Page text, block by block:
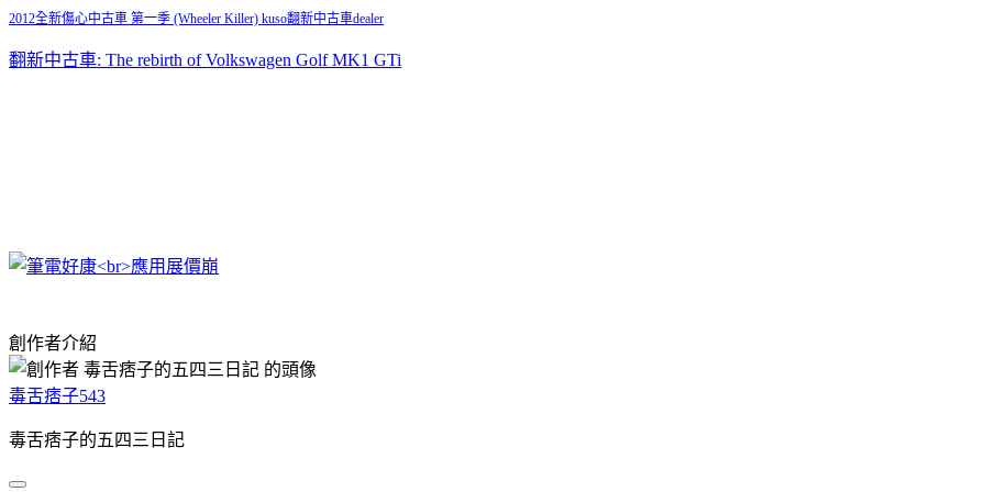
2012全新傷心中古車 第一季 (Wheeler Killer) kuso翻新中古車dealer
翻新中古車: The rebirth of Volkswagen Golf MK1 GTi
創作者介紹
毒舌痞子543
毒舌痞子的五四三日記